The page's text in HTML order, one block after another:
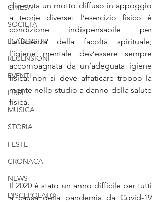
CHIESA
SOCIETÀ
LEADERSHIP
RECENSIONI
EVENTI
LIBRI
MUSICA
STORIA
FESTE
CRONACA
NEWS
DISCEPOLATO
divenuta un motto diffuso in appoggio
a teorie diverse: l’esercizio fisico è
condizione indispensabile per
l’efficienza della facoltà spirituale;
l’igiene mentale dev’essere sempre
accompagnata da un’adeguata igiene
fisica; non si deve affaticare troppo la
mente nello studio a danno della salute
fisica.
Il 2020 è stato un anno difficile per tutti
a causa della pandemia da Covid-19